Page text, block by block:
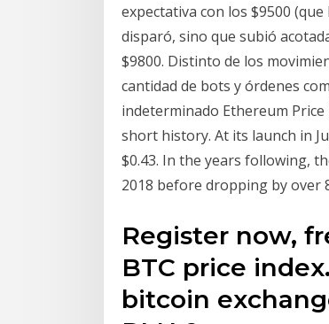
expectativa con los $9500
disparó, sino que subió
$9800. Distinto de los
cantidad de bots y órdenes
indeterminado Ethereum
short history. At its launch in
$0.43. In the years following,
2018 before dropping by over
Register now,
BTC price
bitcoin